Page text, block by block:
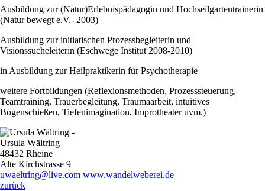
Ausbildung zur (Natur)Erlebnispädagogin und Hochseilgartentrainerin
(Natur bewegt e.V.- 2003)
Ausbildung zur initiatischen Prozessbegleiterin und
Visionssucheleiterin (Eschwege Institut 2008-2010)
in Ausbildung zur Heilpraktikerin für Psychotherapie
weitere Fortbildungen (Reflexionsmethoden, Prozesssteuerung,
Teamtraining, Trauerbegleitung, Traumaarbeit, intuitives
Bogenschießen, Tiefenimagination, Improtheater uvm.)
Ursula Wältring
48432 Rheine
Alte Kirchstrasse 9
uwaeltring@live.com www.wandelweberei.de
zurück